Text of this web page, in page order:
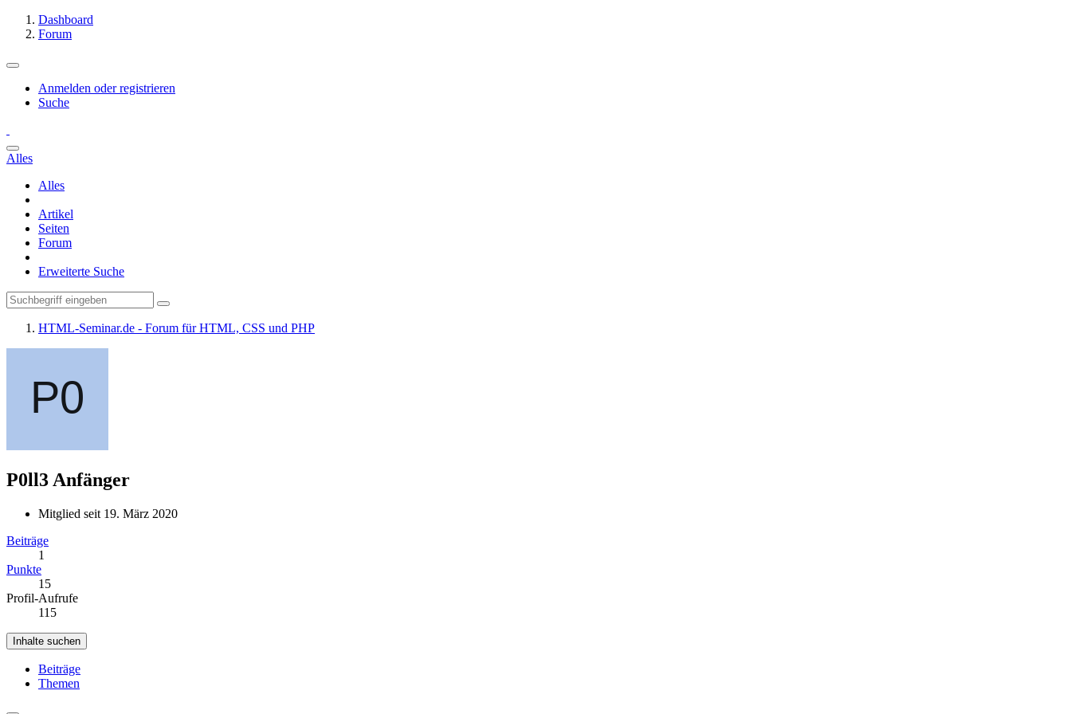
Dashboard
Forum
Anmelden oder registrieren
Suche
Alles
Alles
Artikel
Seiten
Forum
Erweiterte Suche
HTML-Seminar.de - Forum für HTML, CSS und PHP
P0ll3 Anfänger
Mitglied seit 19. März 2020
Beiträge
1
Punkte
15
Profil-Aufrufe
115
Inhalte suchen
Beiträge
Themen